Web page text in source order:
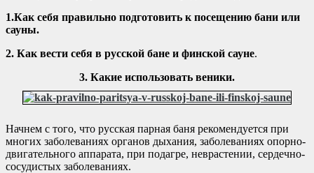
1.Как себя правильно подготовить к посещению бани или
сауны.
2. Как вести себя в русской бане и финской сауне.
3. Какие использовать веники.
Начнем с того, что русская парная баня рекомендуется при
многих заболеваниях органов дыхания, заболеваниях опорно-
двигательного аппарата, при подагре, неврастении, сердечно-
сосудистых заболеваниях.